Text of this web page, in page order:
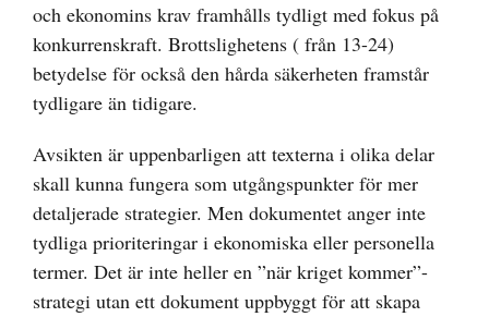
och ekonomins krav framhålls tydligt med fokus på
konkurrenskraft. Brottslighetens ( från 13-24)
betydelse för också den hårda säkerheten framstår
tydligare än tidigare.
Avsikten är uppenbarligen att texterna i olika delar
skall kunna fungera som utgångspunkter för mer
detaljerade strategier. Men dokumentet anger inte
tydliga prioriteringar i ekonomiska eller personella
termer. Det är inte heller en ”när kriget kommer”-
strategi utan ett dokument uppbyggt för att skapa